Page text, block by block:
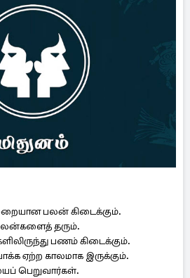
பலன் கிடைக்கும்.
தரும்.
பணம் கிடைக்கும்.
ஏற்ற காலமாக இருக்கும்.
பெறுவார்கள்.